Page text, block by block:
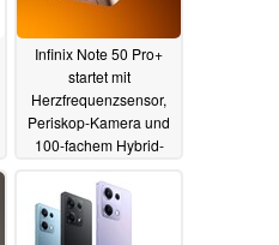
Infinix Note 50 Pro+
startet mit
Herzfrequenzsensor,
Periskop-Kamera und
100-fachem Hybrid-